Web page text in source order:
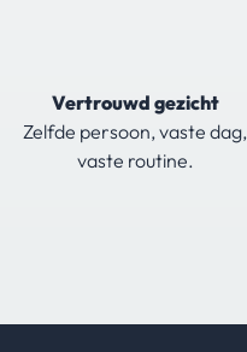
Vertrouwd gezicht
Zelfde persoon, vaste dag,
vaste routine.